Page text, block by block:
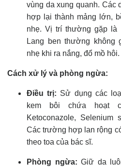
vùng da xung quanh. Các
hợp lại thành mảng lớn,
nhẹ. Vị trí thường gặp
Lang ben thường không
nhẹ khi ra nắng, đổ mồ hôi.
Cách xử lý và phòng ngừa:
Điều trị: Sử dụng các
kem bôi chứa hoạt
Ketoconazole, Selenium
Các trường hợp lan rộng
theo toa của bác sĩ.
Phòng ngừa: Giữ da